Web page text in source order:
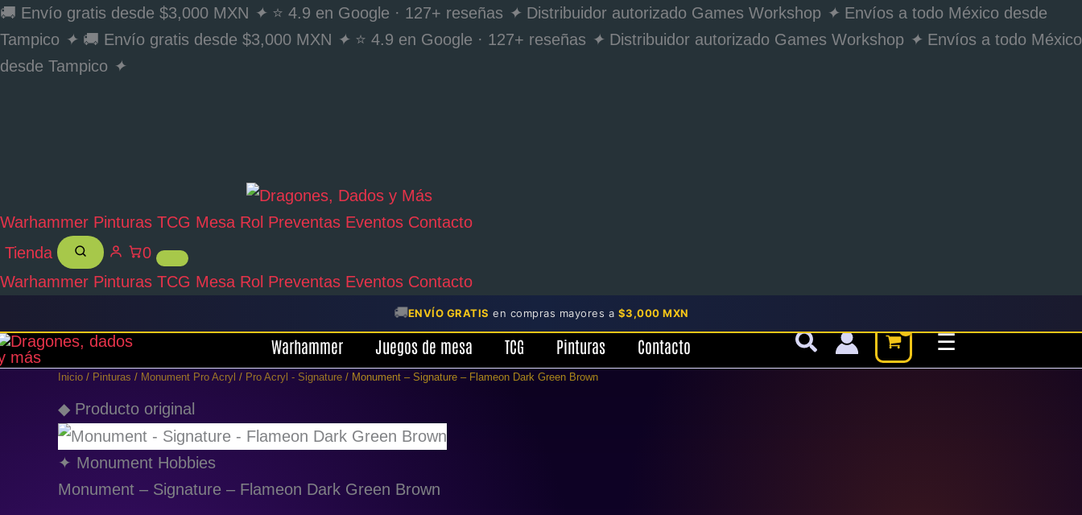
🚚 Envío gratis desde $3,000 MXN ✦ ⭐ 4.9 en Google · 127+ reseñas ✦ Distribuidor autorizado Games Workshop ✦ Envíos a todo México desde
Tampico ✦ 🚚 Envío gratis desde $3,000 MXN ✦ ⭐ 4.9 en Google · 127+ reseñas ✦ Distribuidor autorizado Games Workshop ✦ Envíos a todo México
desde Tampico ✦
Warhammer Pinturas TCG Mesa Rol Preventas Eventos Contacto
Tienda
0
Warhammer Pinturas TCG Mesa Rol Preventas Eventos Contacto
🚚ENVÍO GRATIS en compras mayores a $3,000 MXN
Ir
al
contenido
Warhammer Juegos de mesa TCG Pinturas Contacto ☰
Inicio / Pinturas / Monument Pro Acryl / Pro Acryl - Signature / Monument – Signature – Flameon Dark Green Brown
◆ Producto original
✦ Monument Hobbies
Monument – Signature – Flameon Dark Green Brown
Monument
Signature
Flameon
Dark
Green
Brown
cantidad